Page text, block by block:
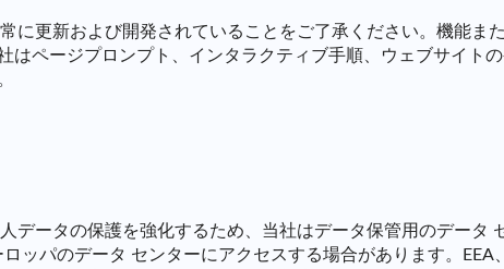
に更新および開発されていることをご了承ください。機能ま
はページプロンプト、インタラクティブ手順、ウェブサイト
データの保護を強化するため、当社はデータ保管用のデータ
ッパのデータ センターにアクセスする場合があります。